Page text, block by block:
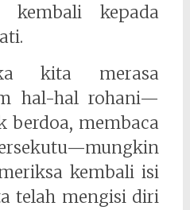
kembali kepada
kita merasa
hal-hal rohani—
berdoa, membaca
kembali isi
telah mengisi diri